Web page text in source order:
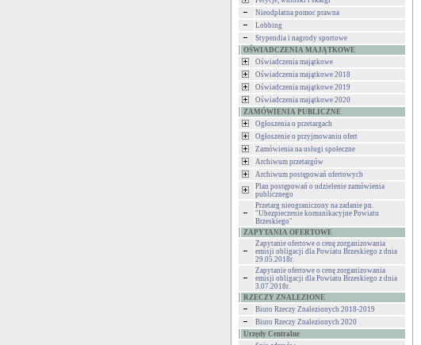
Nieodpłatna pomoc prawna
Lobbing
Stypendia i nagrody sportowe
OŚWIADCZENIA MAJĄTKOWE
Oświadczenia majątkowe
Oświadczenia majątkowe 2018
Oświadczenia majątkowe 2019
Oświadczenia majątkowe 2020
ZAMÓWIENIA PUBLICZNE
Ogłoszenia o przetargach
Ogłoszenie o przyjmowaniu ofert
Zamówienia na usługi społeczne
Archiwum przetargów
Archiwum postępowań ofertowych
Plan postępowań o udzielenie zamówienia
publicznego
Przetarg nieograniczony na zadanie pn.
"Ubezpieczenie komunikacyjne Powiatu
Brzeskiego"
ZAPYTANIA OFERTOWE
Zapytanie ofertowe o cenę zorganizowania
emisji obligacji dla Powiatu Brzeskiego z dnia
29.05.2018r.
Zapytanie ofertowe o cenę zorganizowania
emisji obligacji dla Powiatu Brzeskiego z dnia
3.07.2018r.
RZECZY ZNALEZIONE
Biuro Rzeczy Znalezionych 2018-2019
Biuro Rzeczy Znalezionych 2020
Urzędy Centralne